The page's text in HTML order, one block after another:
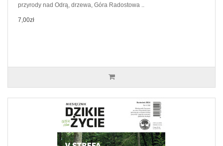
przyrody nad Odrą, drzewa, Góra Radostowa ..
7,00zł